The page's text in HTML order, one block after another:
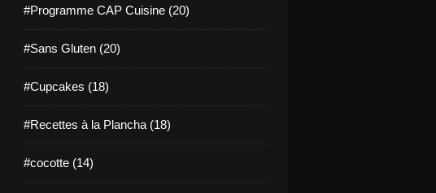
#Programme CAP Cuisine (20)
#Sans Gluten (20)
#Cupcakes (18)
#Recettes à la Plancha (18)
#cocotte (14)